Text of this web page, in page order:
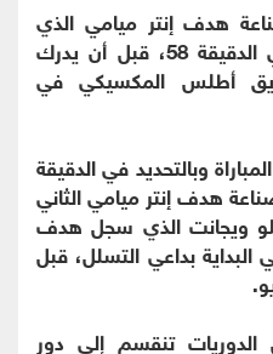
هدف إنتر ميامي الذي
سجله تيلاسكو سيجوفيا في الدقيقة 58، قبل أن يدرك
أطلس المكسيكي في
وبالتحديد في الدقيقة
هدف إنتر ميامي الثاني
ويجانت الذي سجل هدف
البداية بداعي التسلل، قبل
تنقسم إلى دور